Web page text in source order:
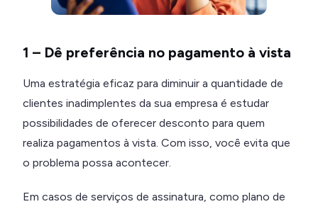
1 – Dê preferência no pagamento à vista
Uma estratégia eficaz para diminuir a quantidade de
clientes inadimplentes da sua empresa é estudar
possibilidades de oferecer desconto para quem
realiza pagamentos à vista. Com isso, você evita que
o problema possa acontecer.
Em casos de serviços de assinatura, como plano de